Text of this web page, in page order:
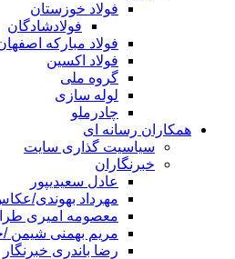
فولاد خوزستان
فولادشادگان
فولاد مبارکه
فولاد اکسین
گروه ملی
لوله سازی
چادرملو
همکاران رسانه ای
سیاسیت گذاری سایت
خبرنگاران
عادل سعیدیپور
مهرداد بهوندی/
معصومه امیری
مریم بهمنی شیمن /
رضا باندری خبرنگار